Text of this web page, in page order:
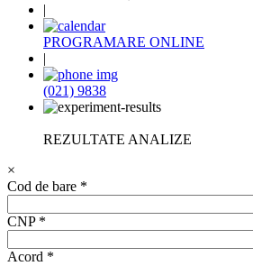
|
PROGRAMARE ONLINE
|
(021) 9838
REZULTATE ANALIZE
×
Cod de bare *
CNP *
Acord *